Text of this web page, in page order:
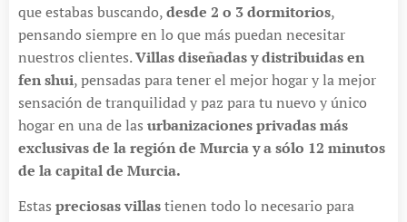
que estabas buscando,desde 2 o 3 dormitorios,
pensando siempre en lo que más puedan necesitar
nuestros clientes.Villas diseñadas y distribuidas en
fen shui, pensadas para tener el mejor hogar y la mejor
sensación de tranquilidad y paz para tu nuevo y único
hogar en una de las urbanizaciones privadas más
exclusivas de la región de Murcia y a sólo 12 minutos
de la capital de Murcia.
Estas preciosas villastienen todo lo necesario para